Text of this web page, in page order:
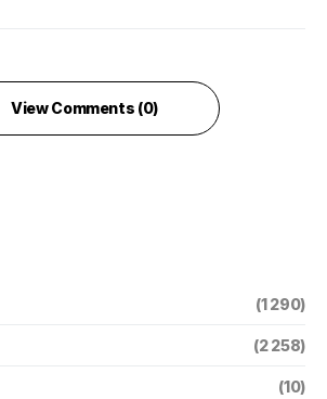
View Comments (0)
(1 290)
(2 258)
(10)